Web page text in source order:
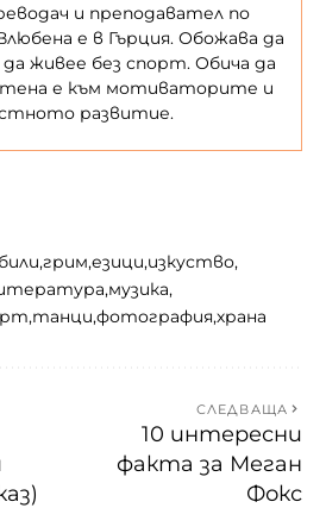
и преподавател по
е в Гърция. Обожава да
живее без спорт. Обича да
е към мотиваторите и
развитие.
грим езици изкуство
музика
танци фотография храна
СЛЕДВАЩА
10 интересни
факта за Меган
Фокс